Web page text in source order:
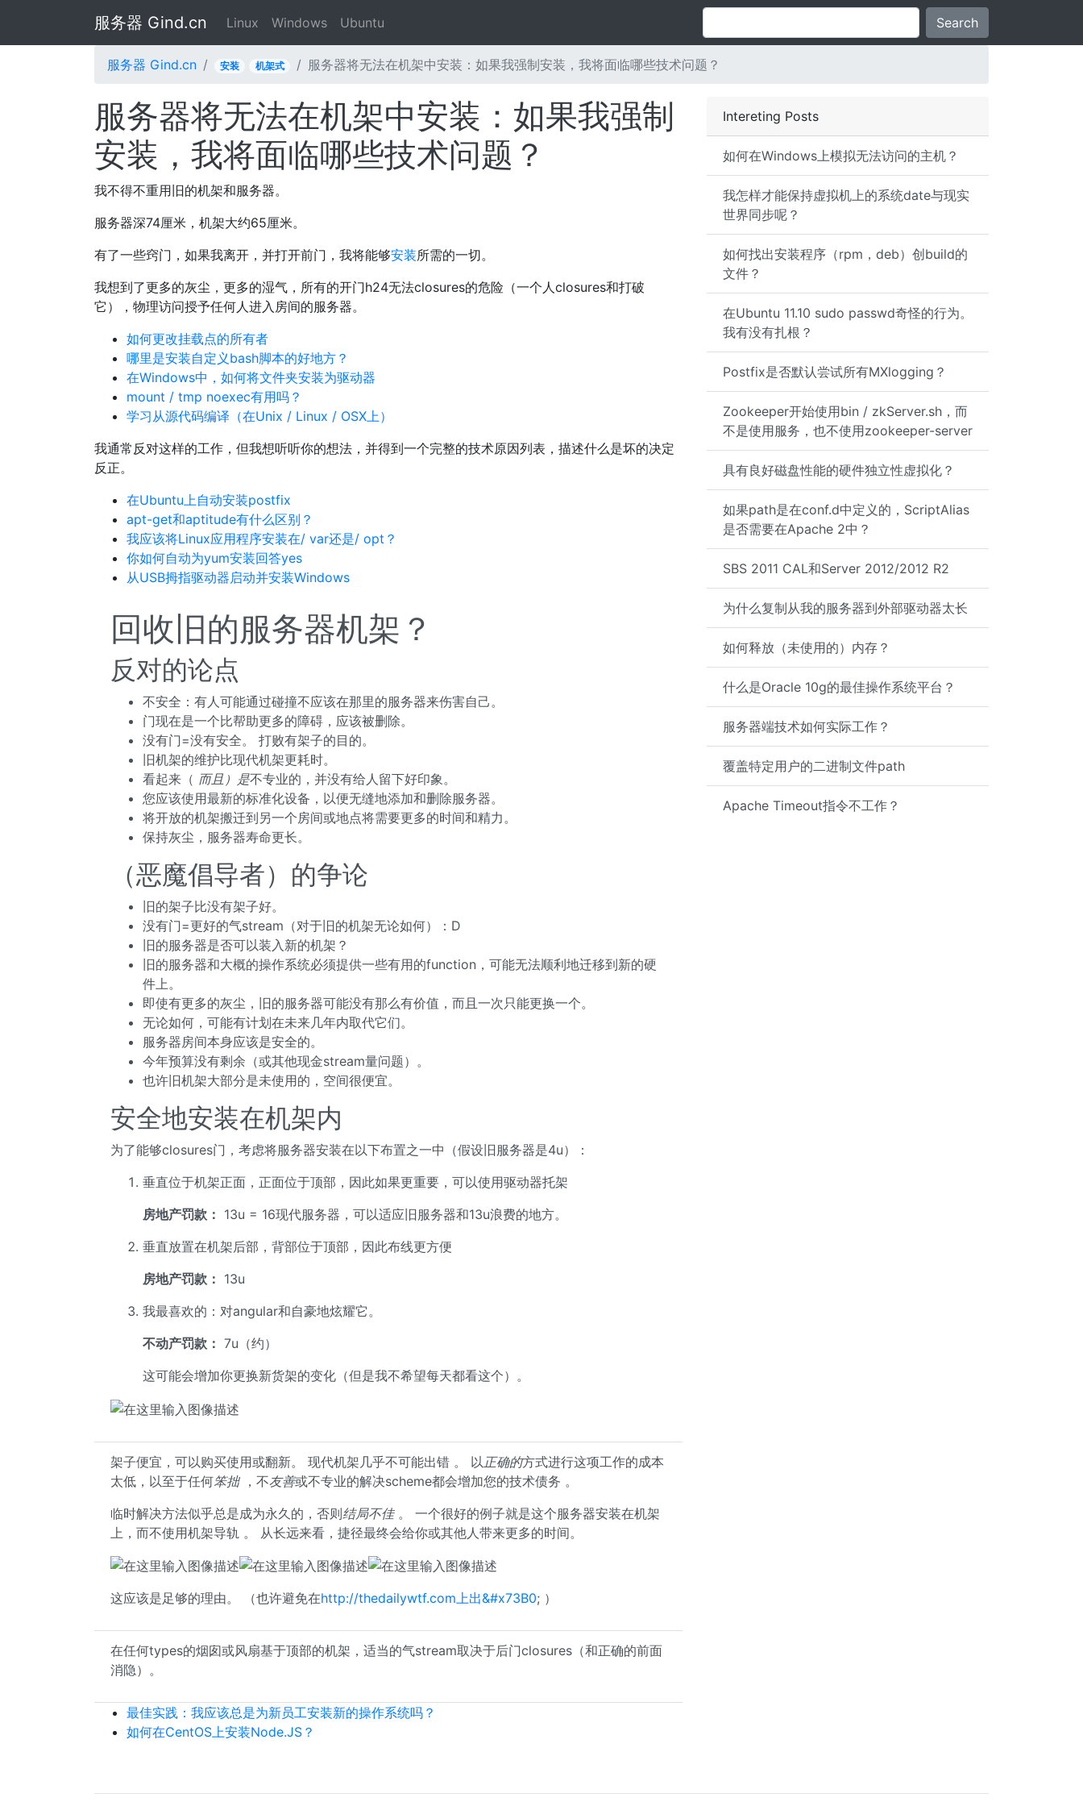
服务器 Gind.cn Linux Windows Ubuntu Search
服务器 Gind.cn 安装 机架式 服务器将无法在机架中安装：如果我强制安装，我将面临哪些技术问题？
Intereting Posts
如何在Windows上模拟无法访问的主机？
我怎样才能保持虚拟机上的系统date与现实
世界同步呢？
如何找出安装程序（rpm，deb）创build的
文件？
在Ubuntu 11.10 sudo passwd奇怪的行为。
我有没有扎根？
Postfix是否默认尝试所有MXlogging？
Zookeeper开始使用bin / zkServer.sh，而
不是使用服务，也不使用zookeeper-server
具有良好磁盘性能的硬件独立性虚拟化？
如果path是在conf.d中定义的，ScriptAlias
是否需要在Apache 2中？
SBS 2011 CAL和Server 2012/2012 R2
为什么复制从我的服务器到外部驱动器太长
如何释放（未使用的）内存？
什么是Oracle 10g的最佳操作系统平台？
服务器端技术如何实际工作？
覆盖特定用户的二进制文件path
Apache Timeout指令不工作？
服务器将无法在机架中安装：如果我强制
安装，我将面临哪些技术问题？
我不得不重用旧的机架和服务器。
服务器深74厘米，机架大约65厘米。
有了一些窍门，如果我离开，并打开前门，我将能够安装所需的一切。
我想到了更多的灰尘，更多的湿气，所有的开门h24无法closures的危险（一个人closures和打破
它），物理访问授予任何人进入房间的服务器。
如何更改挂载点的所有者
哪里是安装自定义bash脚本的好地方？
在Windows中，如何将文件夹安装为驱动器
mount / tmp noexec有用吗？
学习从源代码编译（在Unix / Linux / OSX上）
我通常反对这样的工作，但我想听听你的想法，并得到一个完整的技术原因列表，描述什么是坏的决定
反正。
在Ubuntu上自动安装postfix
apt-get和aptitude有什么区别？
我应该将Linux应用程序安装在/ var还是/ opt？
你如何自动为yum安装回答yes
从USB拇指驱动器启动并安装Windows
回收旧的服务器机架？
反对的论点
不安全：有人可能通过碰撞不应该在那里的服务器来伤害自己。
门现在是一个比帮助更多的障碍，应该被删除。
没有门=没有安全。 打败有架子的目的。
旧机架的维护比现代机架更耗时。
看起来（ 而且）是不专业的，并没有给人留下好印象。
您应该使用最新的标准化设备，以便无缝地添加和删除服务器。
将开放的机架搬迁到另一个房间或地点将需要更多的时间和精力。
保持灰尘，服务器寿命更长。
（恶魔倡导者）的争论
旧的架子比没有架子好。
没有门=更好的气stream（对于旧的机架无论如何）：D
旧的服务器是否可以装入新的机架？
旧的服务器和大概的操作系统必须提供一些有用的function，可能无法顺利地迁移到新的硬
件上。
即使有更多的灰尘，旧的服务器可能没有那么有价值，而且一次只能更换一个。
无论如何，可能有计划在未来几年内取代它们。
服务器房间本身应该是安全的。
今年预算没有剩余（或其他现金stream量问题）。
也许旧机架大部分是未使用的，空间很便宜。
安全地安装在机架内
为了能够closures门，考虑将服务器安装在以下布置之一中（假设旧服务器是4u）：
垂直位于机架正面，正面位于顶部，因此如果更重要，可以使用驱动器托架
房地产罚款： 13u = 16现代服务器，可以适应旧服务器和13u浪费的地方。
垂直放置在机架后部，背部位于顶部，因此布线更方便
房地产罚款： 13u
我最喜欢的：对angular和自豪地炫耀它。
不动产罚款： 7u（约）
这可能会增加你更换新货架的变化（但是我不希望每天都看这个）。
架子便宜，可以购买使用或翻新。 现代机架几乎不可能出错 。 以 正确的方式进行这项工作的成本
太低，以至于任何笨拙，不友善或不专业的解决scheme都会增加您的技术债务 。
临时解决方法似乎总是成为永久的，否则结局不佳。 一个很好的例子就是这个服务器安装在机架
上，而不使用机架导轨 。 从长远来看，捷径最终会给你或其他人带来更多的时间。
这应该是足够的理由。 （也许避免在http://thedailywtf.com上出&#x73B0; ）
在任何types的烟囱或风扇基于顶部的机架，适当的气stream取决于后门closures（和正确的前面
消隐）。
最佳实践：我应该总是为新员工安装新的操作系统吗？
如何在CentOS上安装Node.JS？